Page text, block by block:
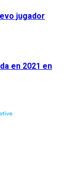
jugador
en 2021 en